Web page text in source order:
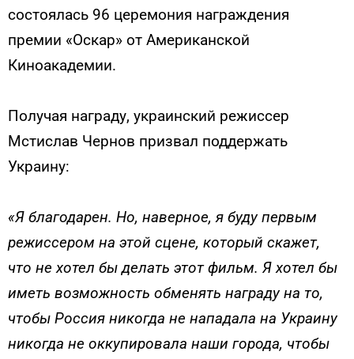
состоялась 96 церемония награждения
премии «Оскар» от Американской
Киноакадемии.
Получая награду, украинский режиссер
Мстислав Чернов призвал поддержать
Украину:
«Я благодарен. Но, наверное, я буду первым
режиссером на этой сцене, который скажет,
что не хотел бы делать этот фильм. Я хотел бы
иметь возможность обменять награду на то,
чтобы Россия никогда не нападала на Украину
никогда не оккупировала наши города, чтобы